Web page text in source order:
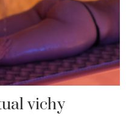
vichy